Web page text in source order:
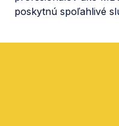
poskytnú spoľahlivé